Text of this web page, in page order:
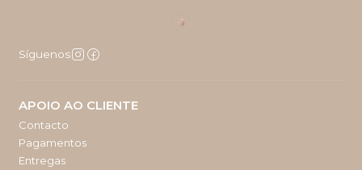
Síguenos
APOIO AO CLIENTE
Contacto
Pagamentos
Entregas